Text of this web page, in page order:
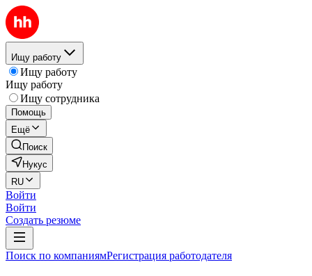
Ищу работу
Ищу работу
Ищу работу
Ищу сотрудника
Помощь
Ещё
Поиск
Нукус
RU
Войти
Войти
Создать резюме
Поиск по компаниямРегистрация работодателя